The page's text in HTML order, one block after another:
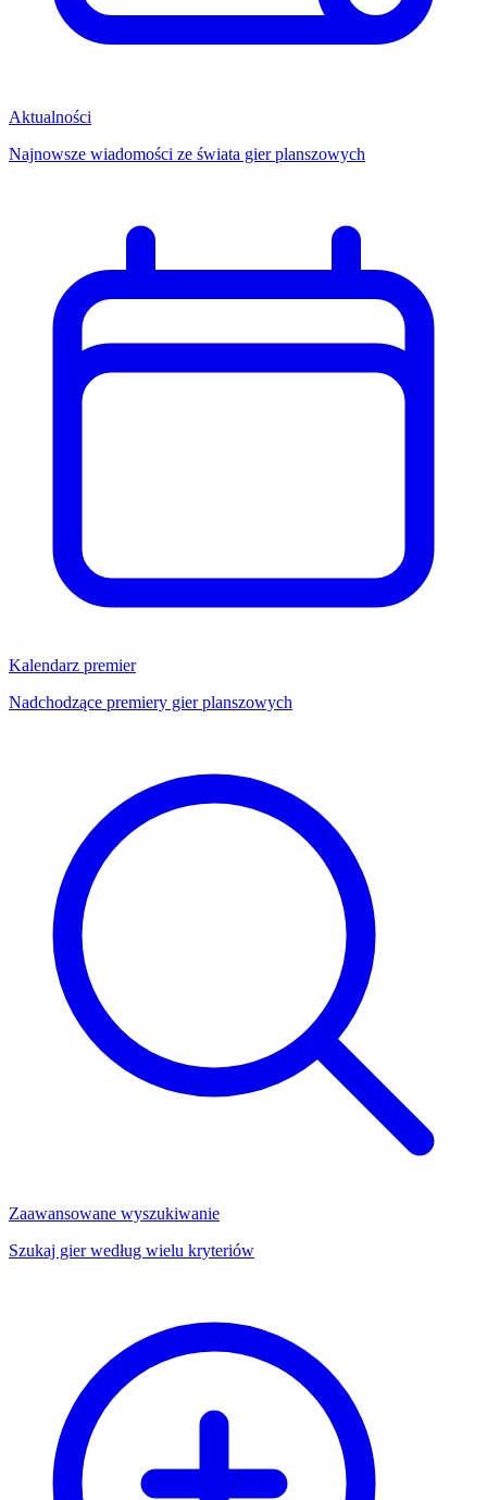
Aktualności
Najnowsze wiadomości ze świata gier planszowych
Kalendarz premier
Nadchodzące premiery gier planszowych
Zaawansowane wyszukiwanie
Szukaj gier według wielu kryteriów